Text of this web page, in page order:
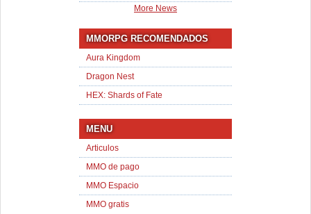
More News
MMORPG RECOMENDADOS
Aura Kingdom
Dragon Nest
HEX: Shards of Fate
MENU
Articulos
MMO de pago
MMO Espacio
MMO gratis